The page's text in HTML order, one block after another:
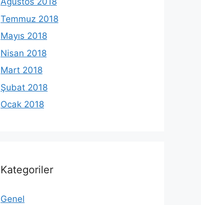
Temmuz 2018
Mayıs 2018
Nisan 2018
Mart 2018
Şubat 2018
Ocak 2018
Kategoriler
Genel